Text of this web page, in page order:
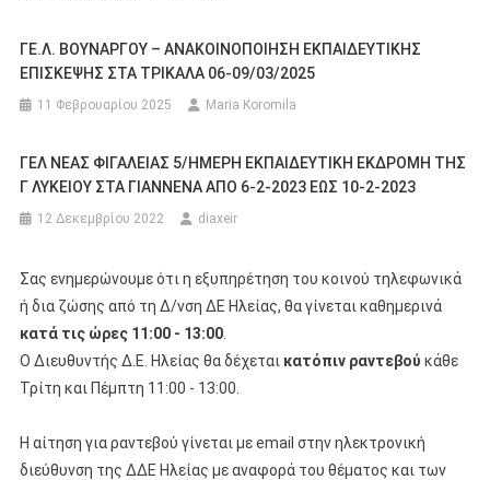
ΓΕ.Λ. ΒΟΥΝΑΡΓΟΥ – ΑΝΑΚΟΙΝΟΠΟΙΗΣΗ ΕΚΠΑΙΔΕΥΤΙΚΗΣ
ΕΠΙΣΚΕΨΗΣ ΣΤΑ ΤΡΙΚΑΛΑ 06-09/03/2025
11 Φεβρουαρίου 2025 Maria Koromila
ΓΕΛ ΝΕΑΣ ΦΙΓΑΛΕΙΑΣ 5/ΗΜΕΡΗ ΕΚΠΑΙΔΕΥΤΙΚΗ ΕΚΔΡΟΜΗ ΤΗΣ
Γ ΛΥΚΕΙΟΥ ΣΤΑ ΓΙΑΝΝΕΝΑ ΑΠΟ 6-2-2023 ΕΩΣ 10-2-2023
12 Δεκεμβρίου 2022 diaxeir
Σας ενημερώνουμε ότι η εξυπηρέτηση του κοινού τηλεφωνικά
ή δια ζώσης από τη Δ/νση ΔΕ Ηλείας, θα γίνεται καθημερινά
κατά τις ώρες 11:00 - 13:00.
Ο Διευθυντής Δ.Ε. Ηλείας θα δέχεται κατόπιν ραντεβού κάθε
Τρίτη και Πέμπτη 11:00 - 13:00.
Η αίτηση για ραντεβού γίνεται με email στην ηλεκτρονική
διεύθυνση της ΔΔΕ Ηλείας με αναφορά του θέματος και των